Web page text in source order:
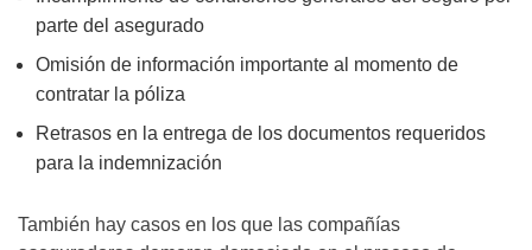
parte del asegurado
Omisión de información importante al momento de
contratar la póliza
Retrasos en la entrega de los documentos requeridos
para la indemnización
También hay casos en los que las compañías